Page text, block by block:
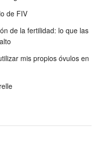
de FIV
de la fertilidad: lo que las
mis propios óvulos en